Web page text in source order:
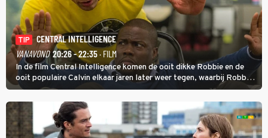
TIP
CENTRAL INTELLIGENCE
VANAVOND 20:26 - 22:35· FILM
In de film Central Intelligence komen de ooit dikke Robbie en de
ooit populaire Calvin elkaar jaren later weer tegen, waarbij Robbie,
inmiddels supergespierd en werkzaam voor de CIA, Calvins hulp
goed kan gebruiken.